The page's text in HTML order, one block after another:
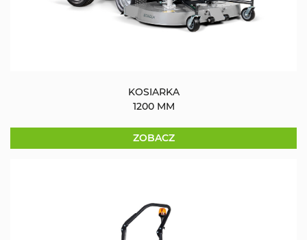
KOSIARKA
1200 MM
ZOBACZ